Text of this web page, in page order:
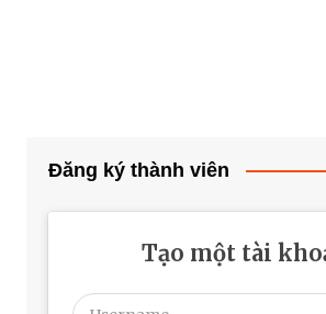
Đăng ký thành viên
Tạo một tài